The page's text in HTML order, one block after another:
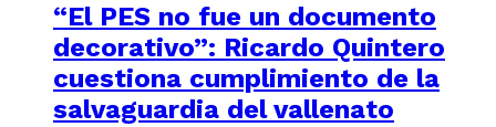
“El PES no fue un documento
decorativo”: Ricardo Quintero
cuestiona cumplimiento de la
salvaguardia del vallenato